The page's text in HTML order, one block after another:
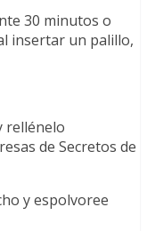
30 minutos o
insertar un palillo,
rellénelo
de Secretos de
y espolvoree